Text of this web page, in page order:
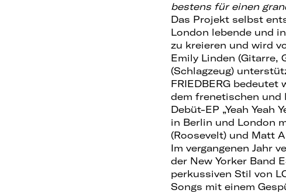
bestens für einen
Das Projekt selbst
London lebende und
zu kreieren und wird
Emily Linden (Gitarre,
(Schlagzeug)
FRIEDBERG
dem frenetischen und
Debüt-EP „Yeah Yeah
in Berlin und London
(Roosevelt) und Matt
Im vergangenen Jahr
der New Yorker Band
perkussiven Stil von
Songs mit einem